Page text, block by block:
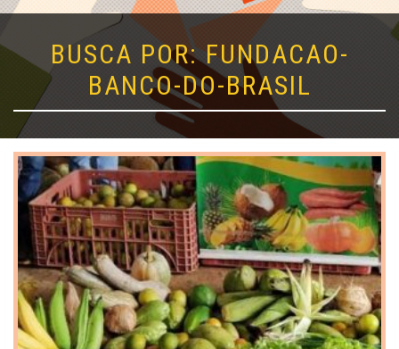
BUSCA POR: FUNDACAO-
BANCO-DO-BRASIL